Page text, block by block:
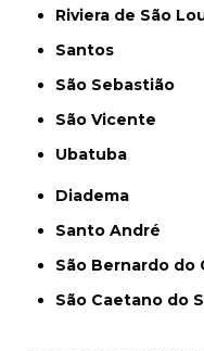
Riviera de São
Santos
São Sebastião
São Vicente
Ubatuba
Diadema
Santo André
São Bernardo do
São Caetano do